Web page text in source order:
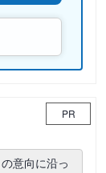
PR
意向に沿っ